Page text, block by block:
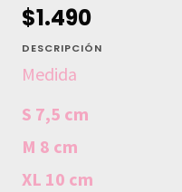
$1.490
DESCRIPCIÓN
Medida
S 7,5 cm
M 8 cm
XL 10 cm